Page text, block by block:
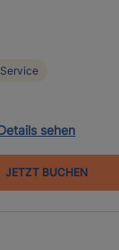
sehen
JETZT BUCHEN